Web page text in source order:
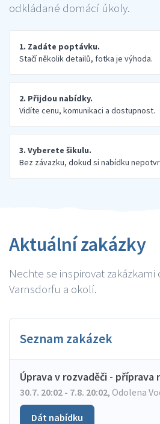
odkládané domácí úkoly.
1. Zadáte poptávku.
Stačí několik detailů, fotka je výhoda.
2. Přijdou nabídky.
Vidíte cenu, komunikaci a dostupnost.
3. Vyberete šikulu.
Bez závazku, dokud si nabídku
Aktuální zakázky
Nechte se inspirovat
Varnsdorfu a okolí.
Seznam zakázek
Úprava v rozvaděči - příprava
30.7. 20:02 - 7.8. 20:02, Odolena
Dát nabídku